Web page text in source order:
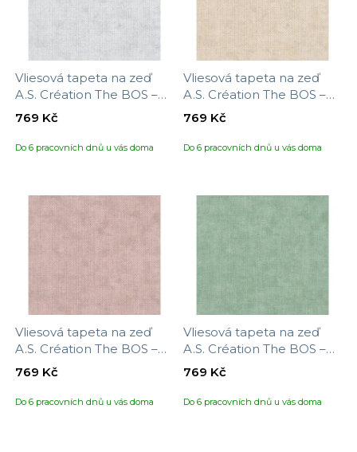
Vliesová tapeta na zeď
A.S. Création The BOS –
battle of style 388261,
Do 6 pracovních dnů u vás doma
769 Kč
Vliesová tapeta na zeď
A.S. Création The BOS –
battle of style 388262,
Do 6 pracovních dnů u vás doma
769 Kč
Vliesová tapeta na zeď
A.S. Création The BOS –
battle of style 388263,
Do 6 pracovních dnů u vás doma
769 Kč
Vliesová tapeta na zeď
A.S. Création The BOS –
battle of style 388264,
Do 6 pracovních dnů u vás doma
769 Kč